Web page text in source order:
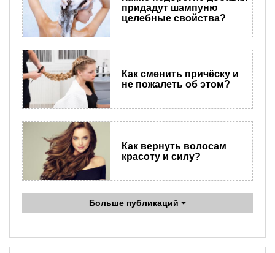
придадут шампуню
целебные свойства?
Как сменить причёску и
не пожалеть об этом?
Как вернуть волосам
красоту и силу?
Больше публикаций